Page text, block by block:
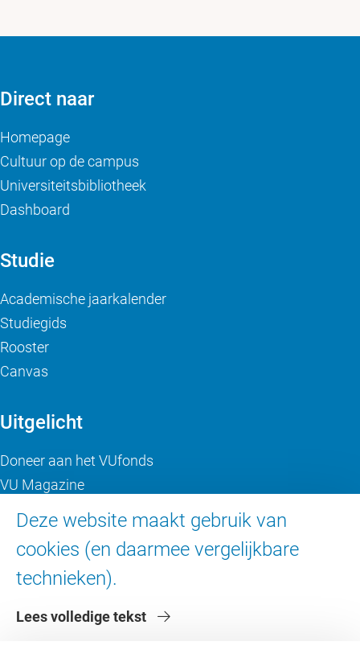
Deze website maakt gebruik van
cookies (en daarmee vergelijkbare
technieken).
Lees volledige tekst
Direct naar
Homepage
Cultuur op de campus
Universiteitsbibliotheek
Dashboard
Studie
Academische jaarkalender
Studiegids
Rooster
Canvas
Uitgelicht
Doneer aan het VUfonds
VU Magazine
Over de VU
Contact en route